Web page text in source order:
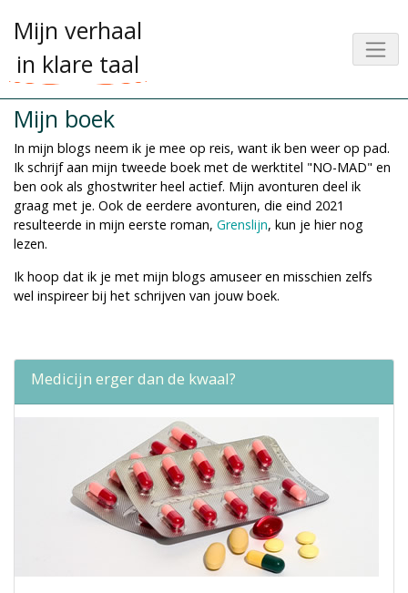
Mijn verhaal
in klare taal
Mijn boek
In mijn blogs neem ik je mee op reis, want ik ben weer op pad.
Ik schrijf aan mijn tweede boek met de werktitel "NO-MAD" en
ben ook als ghostwriter heel actief. Mijn avonturen deel ik
graag met je. Ook de eerdere avonturen, die eind 2021
resulteerde in mijn eerste roman, Grenslijn, kun je hier nog
lezen.
Ik hoop dat ik je met mijn blogs amuseer en misschien zelfs
wel inspireer bij het schrijven van jouw boek.
Medicijn erger dan de kwaal?